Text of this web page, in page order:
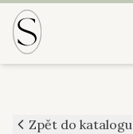
Zpět do katalogu